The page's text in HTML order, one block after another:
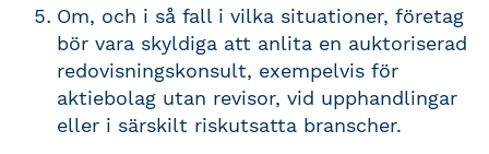
Om, och i så fall i vilka situationer, företag
bör vara skyldiga att anlita en auktoriserad
redovisningskonsult, exempelvis för
aktiebolag utan revisor, vid upphandlingar
eller i särskilt riskutsatta branscher.